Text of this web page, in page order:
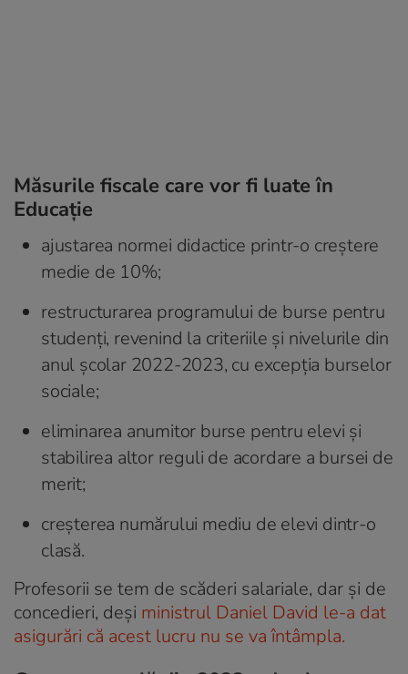
Măsurile fiscale care vor fi luate în
Educație
ajustarea normei didactice printr-o creștere
medie de 10%;
restructurarea programului de burse pentru
studenți, revenind la criteriile și nivelurile din
anul școlar 2022-2023, cu excepția burselor
sociale;
eliminarea anumitor burse pentru elevi și
stabilirea altor reguli de acordare a bursei de
merit;
creșterea numărului mediu de elevi dintr-o
clasă.
Profesorii se tem de scăderi salariale, dar și de
concedieri, deși ministrul Daniel David le-a dat
asigurări că acest lucru nu se va întâmpla.